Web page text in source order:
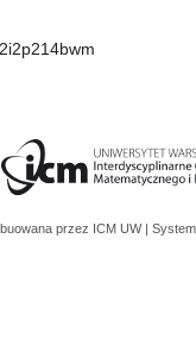
przez ICM UW |